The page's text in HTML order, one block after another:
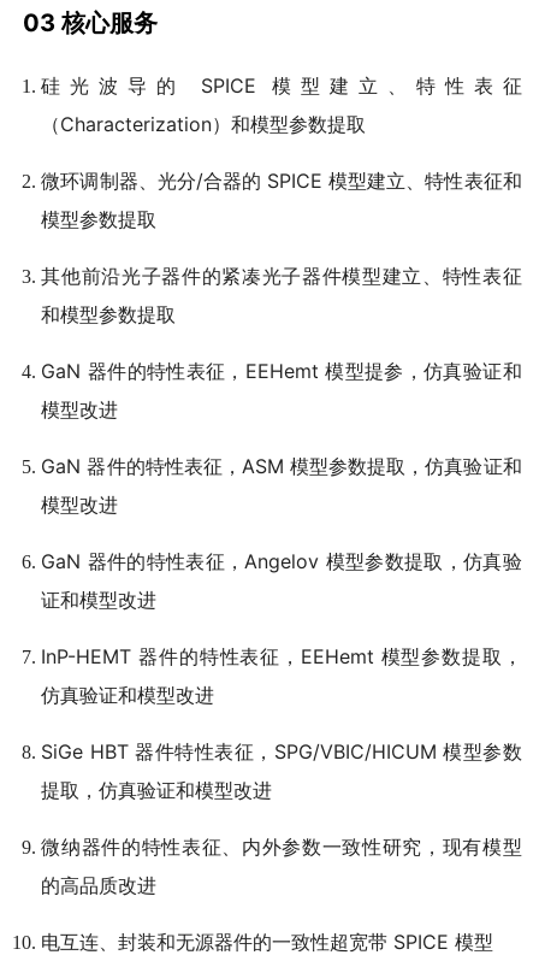
03 核心服务
硅光波导的 SPICE 模型建立、特性表征
（Characterization）和模型参数提取
微环调制器、光分/合器的 SPICE 模型建立、特性表征和
模型参数提取
其他前沿光子器件的紧凑光子器件模型建立、特性表征
和模型参数提取
GaN 器件的特性表征，EEHemt 模型提参，仿真验证和
模型改进
GaN 器件的特性表征，ASM 模型参数提取，仿真验证和
模型改进
GaN 器件的特性表征，Angelov 模型参数提取，仿真验
证和模型改进
InP-HEMT 器件的特性表征，EEHemt 模型参数提取，
仿真验证和模型改进
SiGe HBT 器件特性表征，SPG/VBIC/HICUM 模型参数
提取，仿真验证和模型改进
微纳器件的特性表征、内外参数一致性研究，现有模型
的高品质改进
电互连、封装和无源器件的一致性超宽带 SPICE 模型